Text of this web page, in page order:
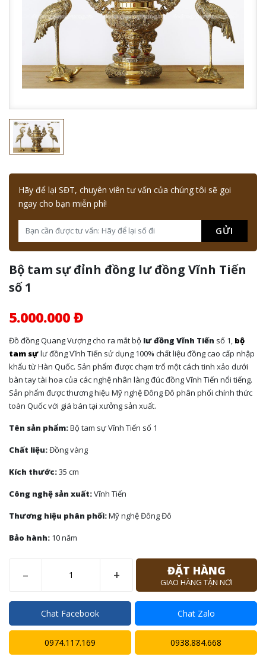
Hãy để lại SĐT, chuyên viên tư vấn của chúng tôi sẽ gọi
ngay cho bạn miễn phí!
GỬI
Bộ tam sự đỉnh đồng lư đồng Vĩnh Tiến
số 1
5.000.000 Đ
Đồ đồng Quang Vượng cho ra mắt bộ lư đồng Vĩnh Tiến số 1, bộ
tam sựlư đồng Vĩnh Tiến sử dụng 100% chất liệu đồng cao cấp nhập
khẩu từ Hàn Quốc. Sản phẩm được chạm trổ một cách tinh xảo dưới
bàn tay tài hoa của các nghệ nhân làng đúc đồng Vĩnh Tiến nổi tiếng.
Sản phẩm được thương hiệu Mỹ nghệ Đông Đô phân phối chính thức
toàn Quốc với giá bán tại xưởng sản xuất.
Tên sản phẩm:Bộ tam sự Vĩnh Tiến số 1
Chất liệu:Đồng vàng
Kích thước:35 cm
Công nghệ sản xuất:Vĩnh Tiến
Thương hiệu phân phối:Mỹ nghệ Đông Đô
Bảo hành: 10 năm
– + ĐẶT HÀNG
GIAO HÀNG TẬN NƠI
Chat Facebook Chat Zalo
0974.117.169 0938.884.668